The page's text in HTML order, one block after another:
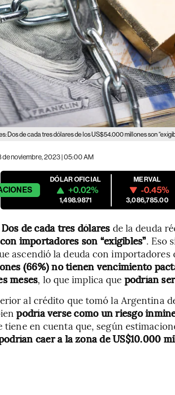
Dos de cada tres dólares de los US$54.000 millones son
de noviembre, 2023 | 05:00 AM
DÓLAR OFICIAL
+0.02%
1,498.9871
MERVAL
-0.45%
3,086,785.00
Dos de cada tres dólares de la deuda
con importadores son “exigibles”. Eso
ascendió la deuda con
(66%) no tienen vencimiento
meses, lo que implica que podrían
al crédito que tomó la Argentina
podría verse como un riesgo
tiene en cuenta que, según
caer a la zona de US$10.000